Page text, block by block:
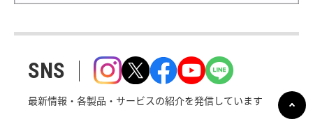
SNS
最新情報・各製品・サービスの紹介を発信しています